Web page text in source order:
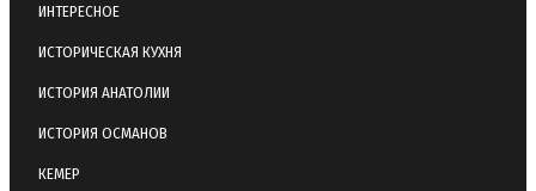
ИНТЕРЕСНОЕ
ИСТОРИЧЕСКАЯ КУХНЯ
ИСТОРИЯ АНАТОЛИИ
ИСТОРИЯ ОСМАНОВ
КЕМЕР